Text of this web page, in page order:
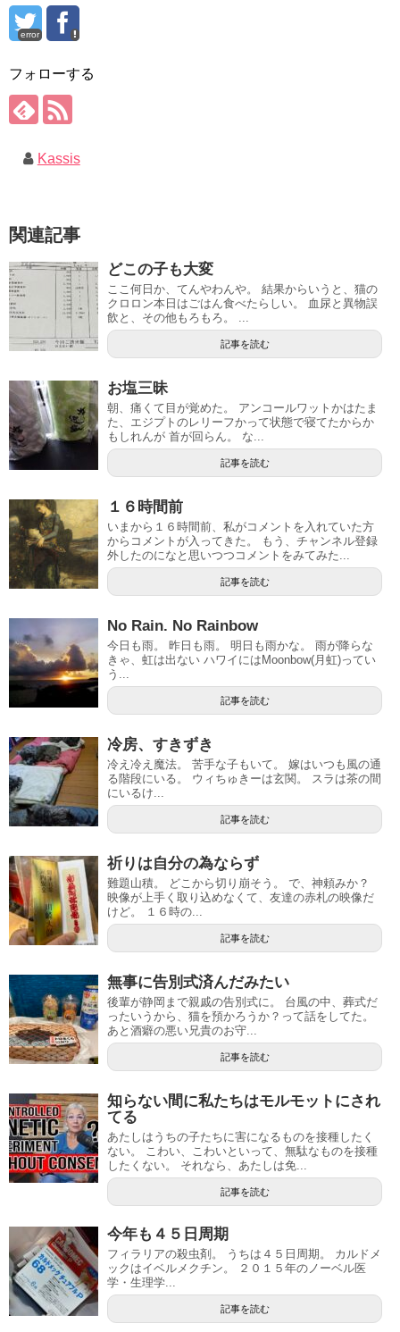
error
フォローする
Kassis
関連記事
どこの子も大変
ここ何日か、てんやわんや。 結果からいうと、猫の
クロロン本日はごはん食べたらしい。 血尿と異物誤
飲と、その他もろもろ。 ...
記事を読む
お塩三昧
朝、痛くて目が覚めた。 アンコールワットかはたま
た、エジプトのレリーフかって状態で寝てたからか
もしれんが 首が回らん。 な...
記事を読む
１６時間前
いまから１６時間前、私がコメントを入れていた方
からコメントが入ってきた。 もう、チャンネル登録
外したのになと思いつつコメントをみてみた...
記事を読む
No Rain. No Rainbow
今日も雨。 昨日も雨。 明日も雨かな。 雨が降らな
きゃ、虹は出ない ハワイにはMoonbow(月虹)ってい
う...
記事を読む
冷房、すきずき
冷え冷え魔法。 苦手な子もいて。 嫁はいつも風の通
る階段にいる。 ウィちゅきーは玄関。 スラは茶の間
にいるけ...
記事を読む
祈りは自分の為ならず
難題山積。 どこから切り崩そう。 で、神頼みか？
映像が上手く取り込めなくて、友達の赤札の映像だ
けど。 １６時の...
記事を読む
無事に告別式済んだみたい
後輩が静岡まで親戚の告別式に。 台風の中、葬式だ
ったいうから、猫を預かろうか？って話をしてた。
あと酒癖の悪い兄貴のお守...
記事を読む
知らない間に私たちはモルモットにされ
てる
あたしはうちの子たちに害になるものを接種したく
ない。 こわい、こわいといって、無駄なものを接種
したくない。 それなら、あたしは免...
記事を読む
今年も４５日周期
フィラリアの殺虫剤。 うちは４５日周期。 カルドメ
ックはイベルメクチン。 ２０１５年のノーベル医
学・生理学...
記事を読む